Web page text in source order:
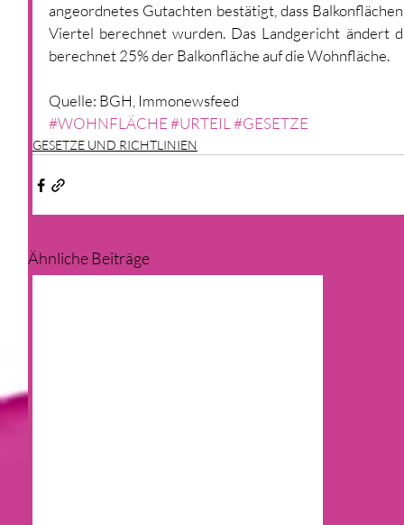
angeordnetes Gutachten bestätigt, dass
Viertel berechnet wurden. Das Landgericht ändert
berechnet 25% der Balkonfläche auf die Wohnfläche.
Quelle: BGH, Immonewsfeed
#WOHNFLÄCHE#URTEIL#GESETZE
GESETZE UND RICHTLINIEN
Ähnliche Beiträge